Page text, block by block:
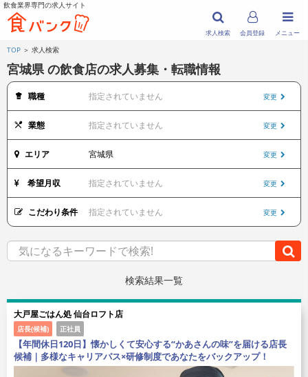
飲食業界専門の求人サイト
メニュー
求人検索 会員登録
TOP ＞ 求人検索
宮城県 の飲食店の求人募集・転職情報
職種 指定されていません 変更
業態 指定されていません 変更
エリア 宮城県 変更
希望月収 指定されていません 変更
こだわり条件 指定されていません 変更
検索結果一覧
大戸屋ごはん処 仙台ロフト店
店長(候補) 正社員
【年間休日120日】懐かしくて安心する“かあさんの味”を届ける店長
候補｜多様なキャリアパス×研修制度であなたをバックアップ！